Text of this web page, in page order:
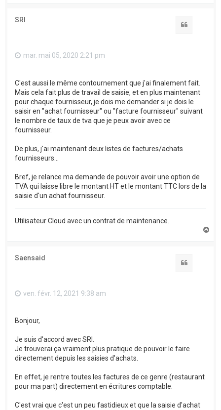
SRI
mar. mai 05, 2020 2:21 pm
C'est aussi le même contournement que j'ai finalement fait.
Mais cela fait plus de travail de saisie, et en plus maintenant
pour chaque fournisseur, je dois me demander si je dois le
saisir en "achat fournisseur" ou "facture fournisseur" suivant
le nombre de taux de tva que je peux avoir avec ce
fournisseur.
De plus, j'ai maintenant deux listes de factures/achats
fournisseurs...
Bref, je relance ma demande de pouvoir avoir une option de
TVA qui laisse libre le montant HT et le montant TTC lors de la
saisie d'un achat fournisseur.
Utilisateur Cloud avec un contrat de maintenance.
Saensaid
ven. févr. 12, 2021 9:38 am
Bonjour,
Je suis d'accord avec SRI.
Je trouverai ça vraiment plus pratique de pouvoir le faire
directement depuis les saisies d'achats.
En effet, je rentre toutes les factures de ce genre (restaurant
pour ma part) directement en écritures comptable.
C'est vrai que c'est un peu fastidieux et que la saisie d'achat